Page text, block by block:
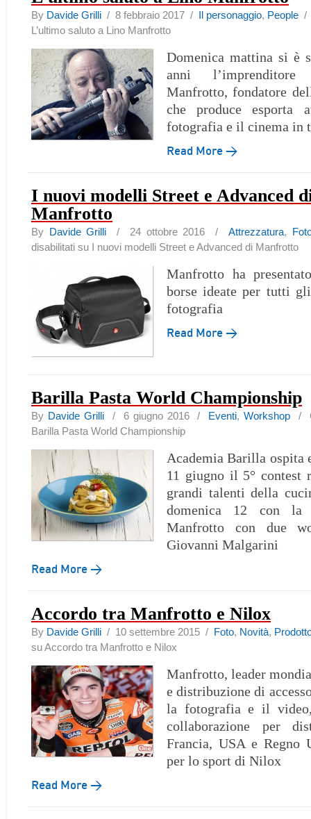
By Davide Grilli / 8 febbraio 2017 / Il personaggio, People
L’ultimo saluto a Lino Manfrotto
Domenica mattina si è
anni
Manfrotto, fondatore
che produce esporta
fotografia e il cinema in
Read More →
I nuovi modelli Street e Advanced
Manfrotto
By Davide Grilli / 24 ottobre 2016 / Attrezzatura,
disabilitati su I nuovi modelli Street e Advanced di Manfrotto
Manfrotto ha
borse ideate per tutti
fotografia
Read More →
Barilla Pasta World Championship
By Davide Grilli/ 6 giugno 2016 / Eventi,Workshop /
Barilla Pasta World Championship
Academia Barilla ospita
11 giugno il 5°
grandi talenti della
domenica 12 con la
Manfrotto con due
Giovanni Malgarini
Read More →
Accordo tra Manfrotto e Nilox
By Davide Grilli / 10 settembre 2015 / Foto, Novità,
su Accordo tra Manfrotto e Nilox
Manfrotto, leader
e distribuzione di
la fotografia e il
collaborazione per
Francia, USA e Regno
per lo sport di Nilox
Read More →